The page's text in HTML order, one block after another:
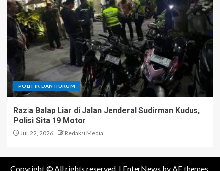
POLITIK DAN HUKUM
Razia Balap Liar di Jalan Jenderal Sudirman Kudus,
Polisi Sita 19 Motor
Juli 22, 2026 Redaksi Media
Copyright © All rights reserved. | EnterNews by AF themes.